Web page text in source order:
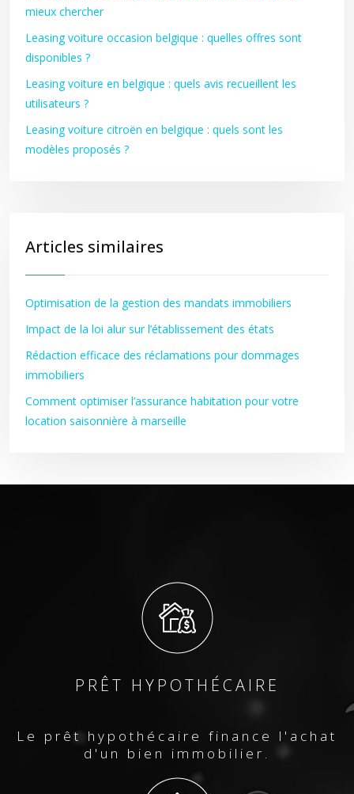
mieux chercher
Leasing voiture occasion belgique : quelles offres sont
disponibles ?
Leasing voiture en belgique : quels avis recueillent les
utilisateurs ?
Leasing voiture citroën en belgique : quels sont les
modèles proposés ?
Articles similaires
Optimisation de la gestion des mandats immobiliers
Impact de la loi alur sur l’établissement des états
Rédaction efficace des réclamations pour dommages
immobiliers
Comment optimiser l’assurance habitation pour votre
location saisonnière à marseille
PRÊT HYPOTHÉCAIRE
Le prêt hypothécaire finance l'achat
d'un bien immobilier.